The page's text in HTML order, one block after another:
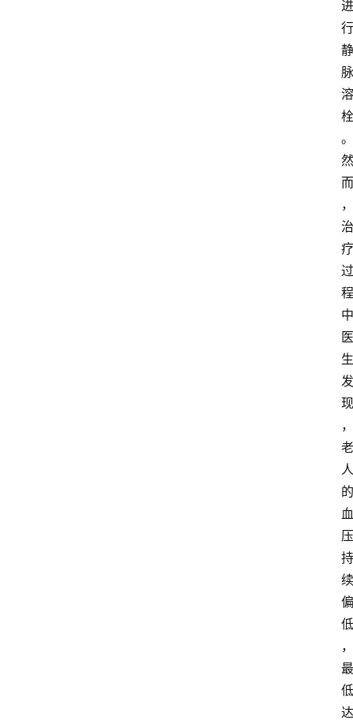
进
行
静
脉
溶
栓
。
然
而
，
治
疗
过
程
中
医
生
发
现
，
老
人
的
血
压
持
续
偏
低
，
最
低
达